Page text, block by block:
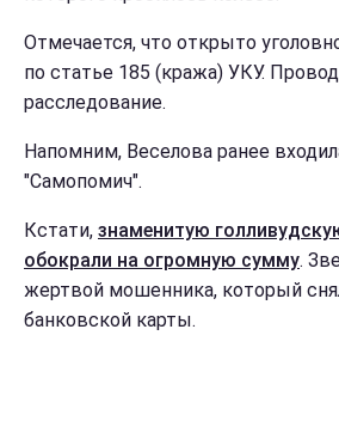
Отмечается, что открыто
по статье 185 (кража) УКУ.
расследование.
Напомним, Веселова ранее
"Самопомич".
Кстати, знаменитую
обокрали на огромную сумму.
жертвой мошенника, который
банковской карты.